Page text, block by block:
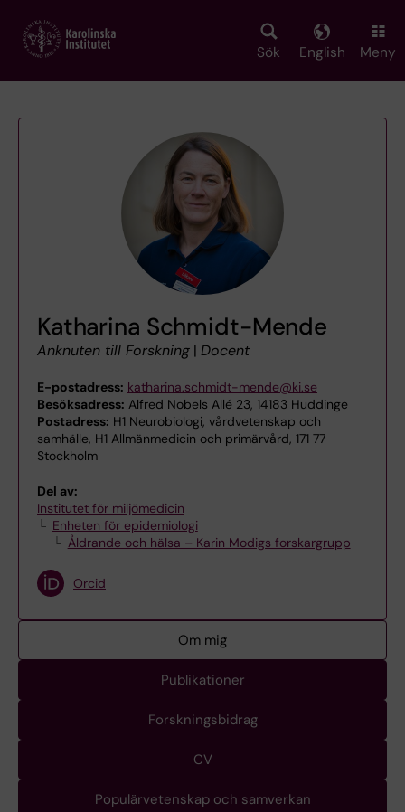
main
Sök English Meny
Katharina Schmidt-Mende
Anknuten till Forskning | Docent
E-postadress: katharina.schmidt-mende@ki.se
Besöksadress: Alfred Nobels Allé 23, 14183 Huddinge
Postadress: H1 Neurobiologi, vårdvetenskap och
samhälle, H1 Allmänmedicin och primärvård, 171 77
Stockholm
Del av:
Institutet för miljömedicin
Enheten för epidemiologi
Åldrande och hälsa – Karin Modigs forskargrupp
Orcid
Om mig
Publikationer
Forskningsbidrag
CV
Populärvetenskap och samverkan